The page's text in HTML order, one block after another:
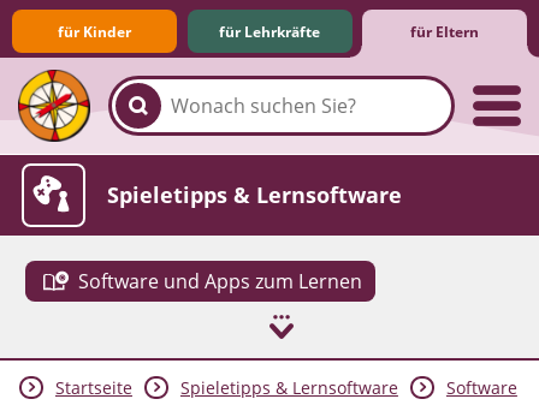
für Kinder für Lehrkräfte für Eltern
Familie & Medien
Spieletipps & Lernsoftware
Software und Apps zum Lernen
Die Jüngsten im Netz
Lexikon
Aktuelles
Startseite Spieletipps & Lernsoftware
Software